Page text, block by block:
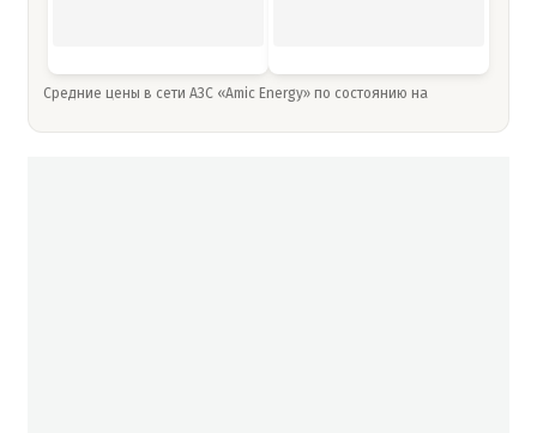
Средние цены в сети АЗС «Amic Energy» по состоянию на